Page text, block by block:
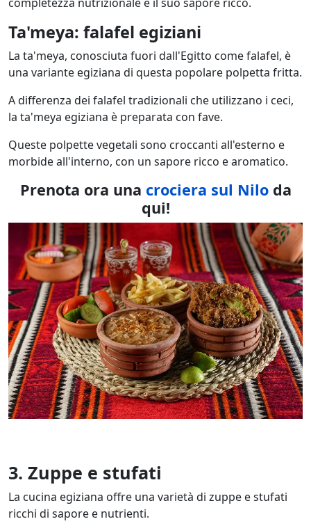
Ta'meya: falafel egiziani
La ta'meya, conosciuta fuori dall'Egitto come falafel, è
una variante egiziana di questa popolare polpetta fritta.
A differenza dei falafel tradizionali che utilizzano i ceci,
la ta'meya egiziana è preparata con fave.
Queste polpette vegetali sono croccanti all'esterno e
morbide all'interno, con un sapore ricco e aromatico.
Prenota ora una crociera sul Niloda
qui!
3. Zuppe e stufati
La cucina egiziana offre una varietà di zuppe e stufati
ricchi di sapore e nutrienti.